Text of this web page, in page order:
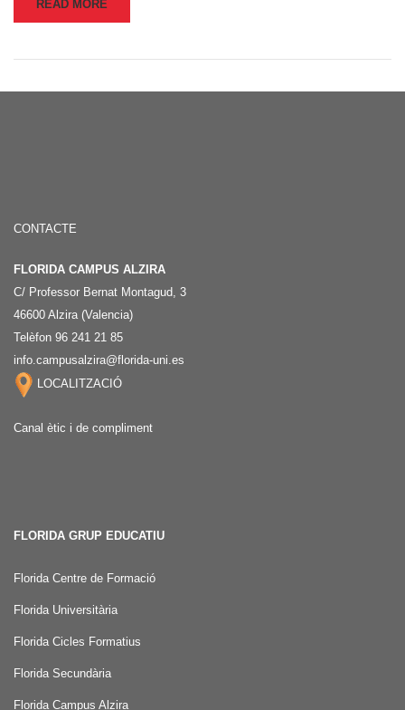
READ MORE
CONTACTE
FLORIDA CAMPUS ALZIRA
C/ Professor Bernat Montagud, 3
46600 Alzira (Valencia)
Telèfon 96 241 21 85
info.campusalzira@florida-uni.es
LOCALITZACIÓ
Canal ètic i de compliment
FLORIDA GRUP EDUCATIU
Florida Centre de Formació
Florida Universitària
Florida Cicles Formatius
Florida Secundària
Florida Campus Alzira